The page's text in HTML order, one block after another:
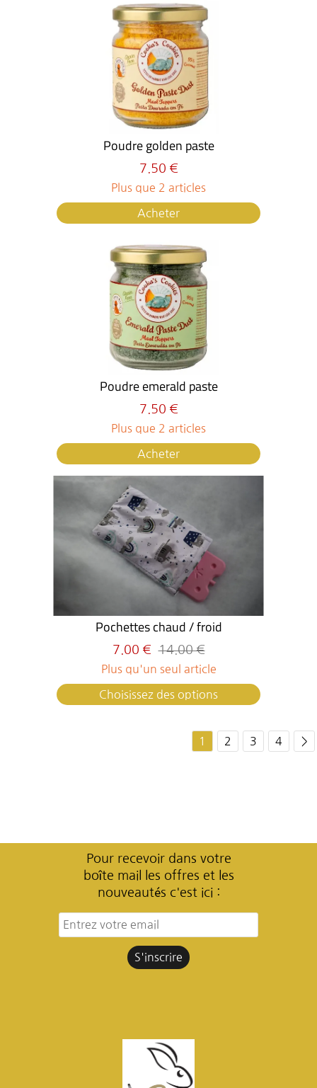
Poudre golden paste
7.50 €
Plus que 2 articles
Acheter
Poudre emerald paste
7.50 €
Plus que 2 articles
Acheter
Pochettes chaud / froid
7.00 € 14.00 €
Plus qu'un seul article
Choisissez des options
1 2 3 4 >
Pour recevoir dans votre
boîte mail les offres et les
nouveautés c'est ici :